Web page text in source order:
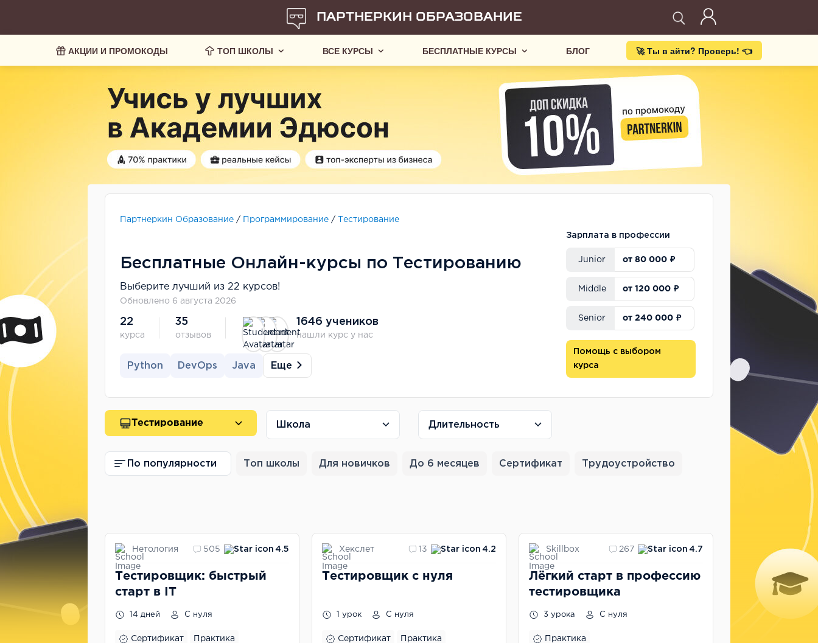
ПАРТНЕРКИН ОБРАЗОВАНИЕ
АКЦИИ И ПРОМОКОДЫ ТОП ШКОЛЫ ВСЕ КУРСЫ БЕСПЛАТНЫЕ КУРСЫ БЛОГ 🚀 Ты в айти? Проверь! 👈
Партнеркин Образование / Программирование / Тестирование
Бесплатные Онлайн-курсы по Тестированию
Выберите лучший из 22 курсов!
Обновлено 6 августа 2026
22
курса
35
отзывов
1646 учеников
нашли курс у нас
Python DevOps Java Еще
Зарплата в профессии
Junior от 80 000 ₽
Middle от 120 000 ₽
Senior от 240 000 ₽
Помощь с выбором
курса
Тестирование Школа Длительность
По популярности Топ школы Для новичков До 6 месяцев Сертификат Трудоустройство
Нетология 505 4.5
Тестировщик: быстрый
старт в IT
14 дней С нуля
Сертификат Практика
Хекслет 13 4.2
Тестировщик с нуля
1 урок С нуля
Сертификат Практика
Skillbox 267 4.7
Лёгкий старт в профессию
тестировщика
3 урока С нуля
Практика